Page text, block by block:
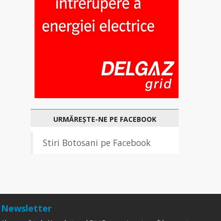
URMĂREȘTE-NE PE FACEBOOK
Stiri Botosani pe Facebook
Newsletter